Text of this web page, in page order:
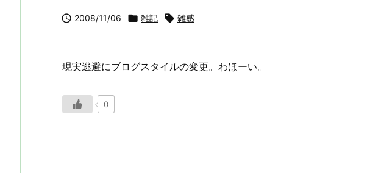
 2008/11/06  雑記  雑感
現実逃避にブログスタイルの変更。わほーい。
0